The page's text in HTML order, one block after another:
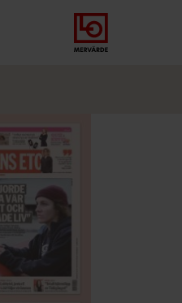
till
meny
in
till
innehåll